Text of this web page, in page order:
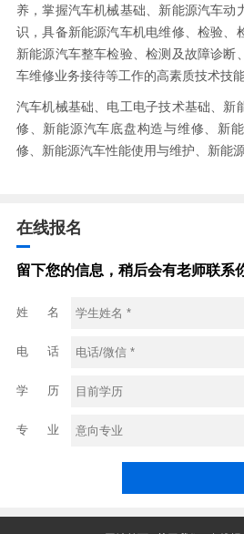
养，掌握汽车机械基础、新能源汽车动
识，具备新能源汽车机电维修、检验、
新能源汽车整车检验、检测及故障诊断
车维修业务接待等工作的高素质技术技能
汽车机械基础、电工电子技术基础、新
修、新能源汽车底盘构造与维修、新
修、新能源汽车性能使用与维护、新能
在线报名
留下您的信息，稍后会有老师联系
姓 名
电 话
学 历
专 业